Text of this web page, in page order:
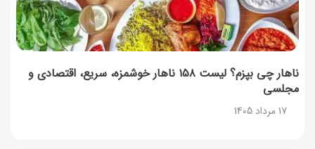
ناهار چی بپزم؟ لیست ۱۵۸ ناهار خوشمزه، سریع، اقتصادی و
مجلسی
17 مرداد 1405
روش‌های استعلام کالابرگ (فعال بودن و موجودی)
17 مرداد 1405